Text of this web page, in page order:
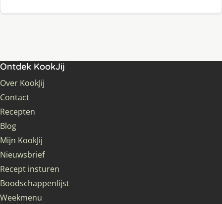
Ontdek KookJij
Over KookJij
Contact
Recepten
Blog
Mijn KookJij
Nieuwsbrief
Recept insturen
Boodschappenlijst
Weekmenu